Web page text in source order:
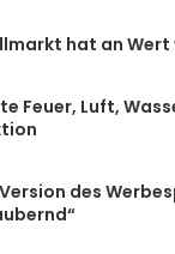
hat an Wert
Feuer, Luft,
des